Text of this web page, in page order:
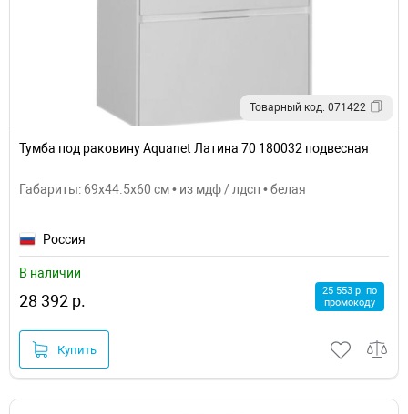
Товарный код: 071422
Тумба под раковину Aquanet Латина 70 180032 подвесная
Габариты: 69x44.5x60 см • из мдф / лдсп • белая
Россия
В наличии
28 392 р.
25 553 р. по
промокоду
Купить